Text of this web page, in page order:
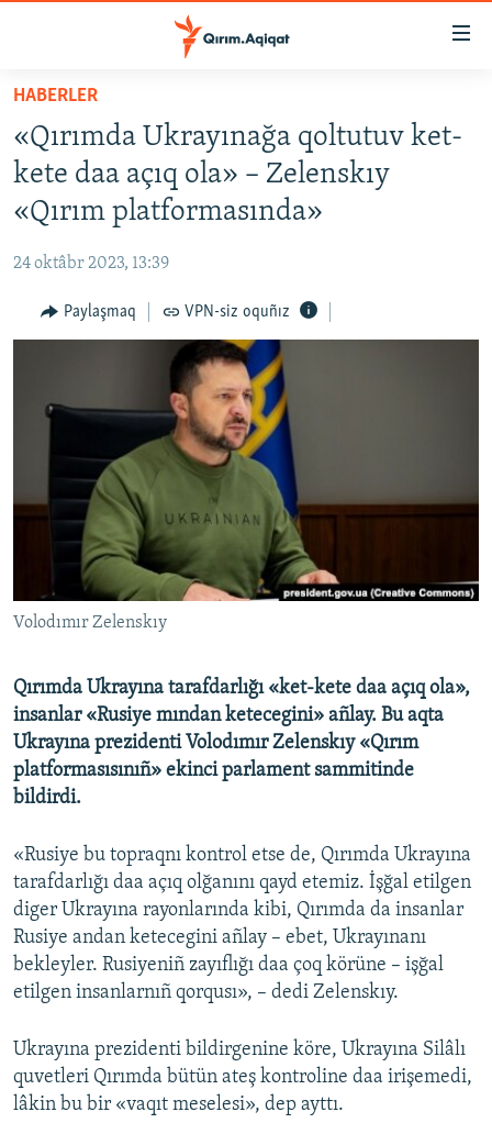
Esas
qaytmaq
Baş
navigatsiyağa
qaytmaq
Qıdıruvğa
SİYASET
İQTİSADİYAT
MEDENİYET
İNSAN AQLARI
Русский
Українською
QOŞULIÑIZ!
RFE/RS bütün saytları
HABERLER
«Qırımda Ukrayınağa qoltutuv ket-
kete daa açıq ola» – Zelenskıy
«Qırım platformasında»
24 oktâbr 2023, 13:39
Paylaşmaq VPN-siz oquñız
Volodımır Zelenskıy
Qırımda Ukrayına tarafdarlığı «ket-kete daa açıq ola»,
insanlar «Rusiye mından ketecegini» añlay. Bu aqta
Ukrayına prezidenti Volodımır Zelenskıy «Qırım
platformasısınıñ» ekinci parlament sammitinde
bildirdi.
«Rusiye bu topraqnı kontrol etse de, Qırımda Ukrayına
tarafdarlığı daa açıq olğanını qayd etemiz. İşğal etilgen
diger Ukrayına rayonlarında kibi, Qırımda da insanlar
Rusiye andan ketecegini añlay – ebet, Ukrayınanı
bekleyler. Rusiyeniñ zayıflığı daa çoq körüne – işğal
etilgen insanlarnıñ qorqusı», – dedi Zelenskıy.
Ukrayına prezidenti bildirgenine köre, Ukrayına Silâlı
quvetleri Qırımda bütün ateş kontroline daa irişemedi,
lâkin bu bir «vaqıt meselesi», dep ayttı.